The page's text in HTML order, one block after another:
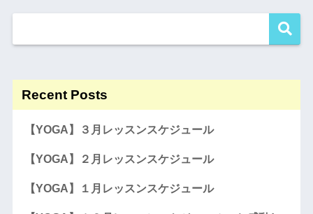
Recent Posts
【YOGA】３月レッスンスケジュール
【YOGA】２月レッスンスケジュール
【YOGA】１月レッスンスケジュール